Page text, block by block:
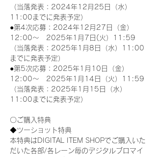
（当落発表：2024年12月25日（水）
11:00までに発表予定）
●第4次応募：2024年12月27日（金）
12:00～　2025年1月7日(火）11:59
（当落発表：2025年1月8日（水）11:00
までに発表予定）
●第5次応募：2025年1月10日（金）
12:00～　2025年1月14日（火）11:59
（当落発表：2025年1月15日（水）
11:00までに発表予定）
〇ご購入特典
◆ツーショット特典
本特典はDIGITAL ITEM SHOPでご購入いた
だいた各部/各レーン毎のデジタルブロマイ